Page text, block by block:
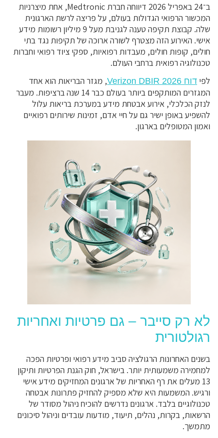
ב־24 באפריל 2026 דיווחה חברת Medtronic, אחת מיצרניות
המכשור הרפואי הגדולות בעולם, על פריצה לרשת הארגונית
שלה. קבוצת תקיפה טענה לגניבת מעל 9 מיליון רשומות מידע
אישי. האירוע הזה מצטרף לשורה ארוכה של תקיפות נגד בתי
חולים, קופות חולים, מעבדות רפואיות, ספקי ציוד רפואי וחברות
טכנולוגיה רפואית ברחבי העולם.
לפי דוח Verizon DBIR 2026
, מגזר הבריאות הוא אחד
המגזרים המותקפים ביותר בעולם כבר 14 שנה ברציפות. מעבר
לנזק הכלכלי, אירוע אבטחת מידע במערכת בריאות עלול
להשפיע באופן ישיר גם על חיי אדם, זמינות שירותים רפואיים
ואמון המטופלים בארגון.
לא רק סייבר – גם פרטיות ואחריות
רגולטורית
בשנים האחרונות הרגולציה סביב מידע רפואי ופרטיות הפכה
למחמירה משמעותית יותר. בישראל, חוק הגנת הפרטיות ותיקון
13 מעלים את רף האחריות של ארגונים המחזיקים מידע אישי
ורגיש. המשמעות היא שלא מספיק להחזיק פתרונות אבטחה
טכנולוגיים בלבד. ארגונים נדרשים להוכיח ניהול מסודר של
הרשאות, בקרות, נהלים, תיעוד, מודעות עובדים וניהול סיכונים
מתמשך.